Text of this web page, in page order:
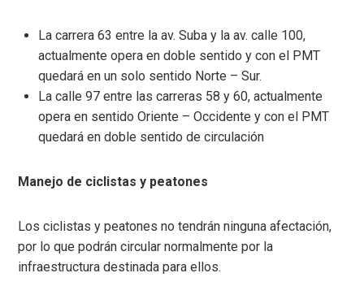
La carrera 63 entre la av. Suba y la av. calle 100,
actualmente opera en doble sentido y con el PMT
quedará en un solo sentido Norte – Sur.
La calle 97 entre las carreras 58 y 60, actualmente
opera en sentido Oriente – Occidente y con el PMT
quedará en doble sentido de circulación
Manejo de ciclistas y peatones
Los ciclistas y peatones no tendrán ninguna afectación,
por lo que podrán circular normalmente por la
infraestructura destinada para ellos.